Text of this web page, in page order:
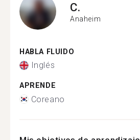
C.
Anaheim
HABLA FLUIDO
Inglés
APRENDE
Coreano